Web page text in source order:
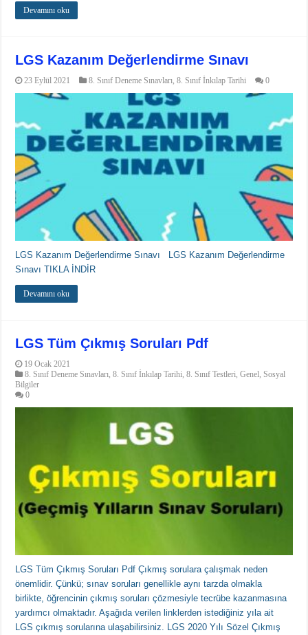
Devamını oku
LGS Kazanım Değerlendirme Sınavı
23 Eylül 2021 8. Sınıf Deneme Sınavları,8. Sınıf İnkılap Tarihi 0
LGS Kazanım Değerlendirme Sınavı LGS Kazanım Değerlendirme
Sınavı TIKLA İNDİR
Devamını oku
LGS Tüm Çıkmış Soruları Pdf
19 Ocak 2021
8. Sınıf Deneme Sınavları ,8. Sınıf İnkılap Tarihi ,8. Sınıf Testleri ,Genel Sosyal
Bilgiler
0
LGS Tüm Çıkmış Soruları Pdf Çıkmış sorulara çalışmak neden
önemlidir. Çünkü; sınav soruları genellikle aynı tarzda olmakla
birlikte, öğrencinin çıkmış soruları çözmesiyle tecrübe kazanmasına
yardımcı olmaktadır. Aşağıda verilen linklerden istediğiniz yıla ait
LGS çıkmış sorularına ulaşabilirsiniz. LGS 2020 Yılı Sözel Çıkmış